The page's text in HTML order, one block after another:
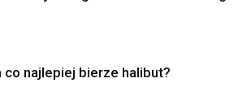
co najlepiej bierze halibut?